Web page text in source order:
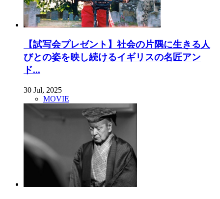
【試写会プレゼント】社会の片隅に生きる人
びとの姿を映し続けるイギリスの名匠アン
ド...
30 Jul, 2025
MOVIE